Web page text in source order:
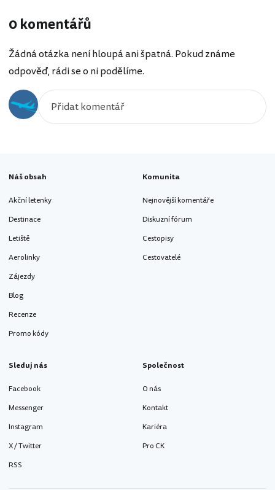
0 komentářů
Žádná otázka není hloupá ani špatná. Pokud známe
odpověď, rádi se o ni podělíme.
Náš obsah
Akční letenky
Destinace
Letiště
Aerolinky
Zájezdy
Blog
Recenze
Promo kódy
Komunita
Nejnovější komentáře
Diskuzní fórum
Cestopisy
Cestovatelé
Sleduj nás
Facebook
Messenger
Instagram
X / Twitter
RSS
Společnost
O nás
Kontakt
Kariéra
Pro CK